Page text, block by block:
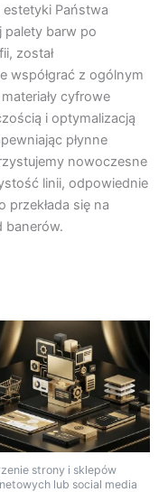
Państwa
palety barw po
został
współgrać z ogólnym
cyfrowe
i optymalizacją
płynne
nowoczesne
linii, odpowiednie
się na
banerów.
strony i sklepów
lub social media